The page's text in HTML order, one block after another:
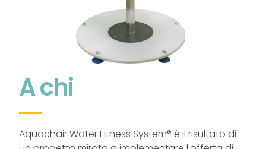
A chi
Aquachair Water Fitness System® è il risultato di